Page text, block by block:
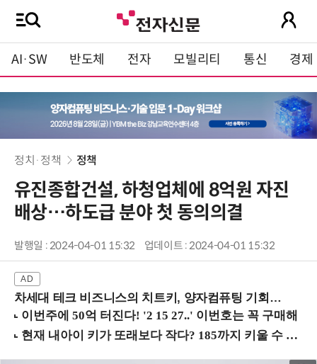
AI·SW 반도체 전자 모빌리티 통신 경제
정치·정책 정책
유진종합건설, 하청업체에 8억원 자진
배상…하도급 분야 첫 동의의결
발행일 : 2024-04-01 15:32 업데이트 : 2024-04-01 15:32
차세대 테크 비즈니스의 치트키, 양자컴퓨팅 기회를 선점하라! (8/28 강남역)